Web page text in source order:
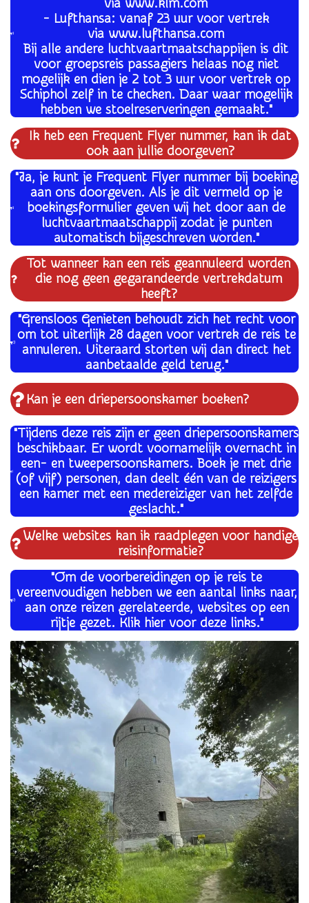
via www.klm.com
- Lufthansa: vanaf 23 uur voor vertrek
via www.lufthansa.com
Bij alle andere luchtvaartmaatschappijen is dit
voor groepsreis passagiers helaas nog niet
mogelijk en dien je 2 tot 3 uur voor vertrek op
Schiphol zelf in te checken. Daar waar mogelijk
hebben we stoelreserveringen gemaakt."
Ik heb een Frequent Flyer nummer, kan ik dat
ook aan jullie doorgeven?
"Ja, je kunt je Frequent Flyer nummer bij boeking
aan ons doorgeven. Als je dit vermeld op je
boekingsformulier geven wij het door aan de
luchtvaartmaatschappij zodat je punten
automatisch bijgeschreven worden."
Tot wanneer kan een reis geannuleerd worden
die nog geen gegarandeerde vertrekdatum
heeft?
"Grensloos Genieten behoudt zich het recht voor
om tot uiterlijk 28 dagen voor vertrek de reis te
annuleren. Uiteraard storten wij dan direct het
aanbetaalde geld terug."
Kan je een driepersoonskamer boeken?
"Tijdens deze reis zijn er geen driepersoonskamers
beschikbaar. Er wordt voornamelijk overnacht in
een- en tweepersoonskamers. Boek je met drie
(of vijf) personen, dan deelt één van de reizigers
een kamer met een medereiziger van het zelfde
geslacht."
Welke websites kan ik raadplegen voor handige
reisinformatie?
"Om de voorbereidingen op je reis te
vereenvoudigen hebben we een aantal links naar,
aan onze reizen gerelateerde, websites op een
rijtje gezet. Klik hier voor deze links."